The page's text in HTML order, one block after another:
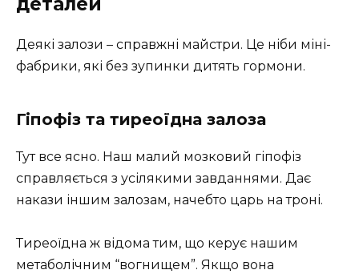
Деякі залози – справжні майстри. Це ніби міні-
фабрики, які без зупинки дитять гормони.
Гіпофіз та тиреоїдна залоза
Тут все ясно. Наш малий мозковий гіпофіз
справляється з усілякими завданнями. Дає
накази іншим залозам, начебто царь на троні.
Тиреоїдна ж відома тим, що керує нашим
метаболічним “вогнищем”. Якщо вона